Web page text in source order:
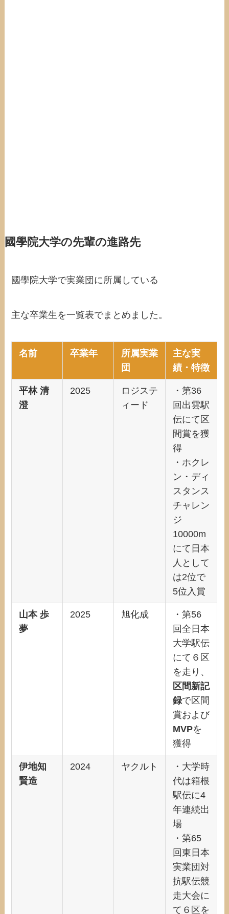
國學院大学の先輩の進路先
國學院大学で実業団に所属している
主な卒業生を一覧表でまとめました。
名前 卒業年
所属実業
団
主な実
績・特徴
平林 清
澄
2025
ロジステ
ィード
・第36
回出雲駅
伝にて区
間賞を獲
得
・ホクレ
ン・ディ
スタンス
チャレン
ジ
10000m
にて日本
人として
は2位で
5位入賞
山本 歩
夢
2025 旭化成
・第56
回全日本
大学駅伝
にて６区
を走り、
区間新記
録で区間
賞および
MVPを
獲得
伊地知
賢造
2024 ヤクルト
・大学時
代は箱根
駅伝に4
年連続出
場
・第65
回東日本
実業団対
抗駅伝競
走大会に
て６区を